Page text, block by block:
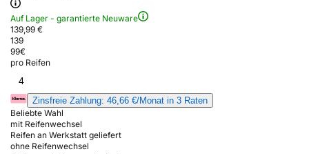
Auf Lager - garantierte Neuware
139,99 €
139
99€
pro Reifen
4
Zinsfreie Zahlung: 46,66 €/Monat in 3 Raten
Beliebte Wahl
mit Reifenwechsel
Reifen an Werkstatt geliefert
ohne Reifenwechsel